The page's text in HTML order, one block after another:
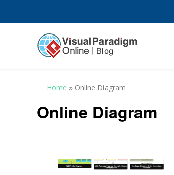
Home » Online Diagram
Online Diagram